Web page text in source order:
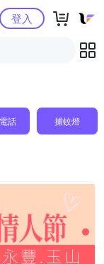
心
登入
話 捕蚊燈